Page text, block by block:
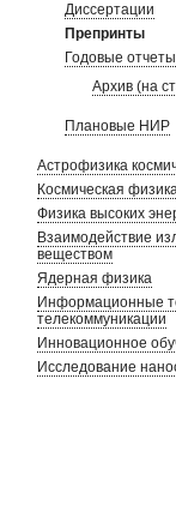
Диссертации
Препринты
Годовые отчеты
Архив (на
Плановые НИР
Астрофизика
Космическая
Физика высоких
Взаимодействие
веществом
Ядерная физика
Информационные
телекоммуникации
Инновационное
Исследование